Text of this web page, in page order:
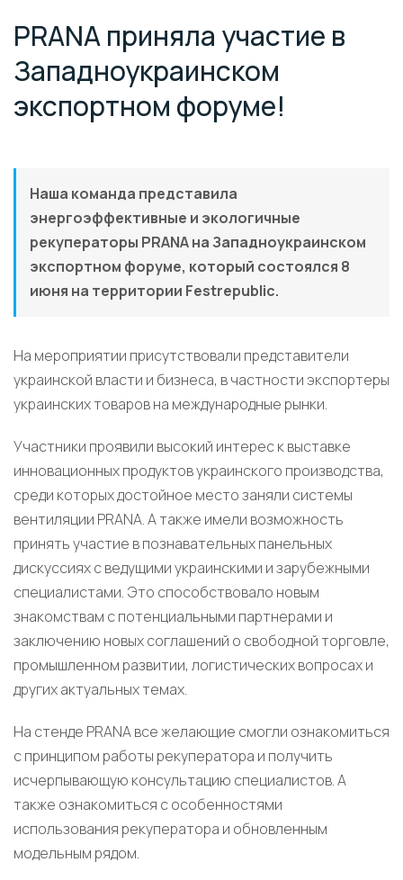
PRANA приняла участие в
Западноукраинском
экспортном форуме!
Наша команда представила
энергоэффективные и экологичные
рекуператоры PRANA на Западноукраинском
экспортном форуме, который состоялся 8
июня на территории Festrepublic.
На мероприятии присутствовали представители
украинской власти и бизнеса, в частности экспортеры
украинских товаров на международные рынки.
Участники проявили высокий интерес к выставке
инновационных продуктов украинского производства,
среди которых достойное место заняли системы
вентиляции PRANA. А также имели возможность
принять участие в познавательных панельных
дискуссиях с ведущими украинскими и зарубежными
специалистами. Это способствовало новым
знакомствам с потенциальными партнерами и
заключению новых соглашений о свободной торговле,
промышленном развитии, логистических вопросах и
других актуальных темах.
На стенде PRANA все желающие смогли ознакомиться
с принципом работы рекуператора и получить
исчерпывающую консультацию специалистов. А
также ознакомиться с особенностями
использования рекуператора и обновленным
модельным рядом.